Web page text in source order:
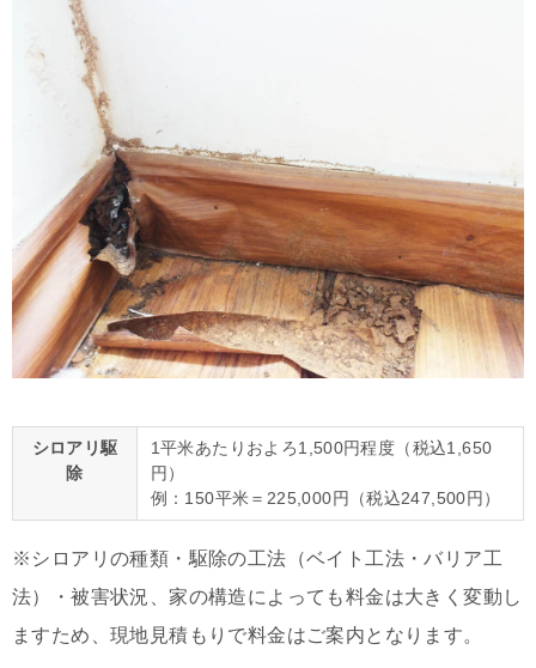
シロアリ駆
除
1平米あたりおよろ1,500円程度（税込1,650
円）
例：150平米＝225,000円（税込247,500円）
※シロアリの種類・駆除の工法（ベイト工法・バリア工
法）・被害状況、家の構造によっても料金は大きく変動し
ますため、現地見積もりで料金はご案内となります。